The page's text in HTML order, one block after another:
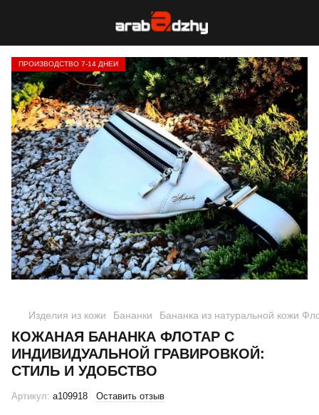
ПРОИЗВОДСТВО 7-14 ДНЕЙ
Изделия из кожи Бананки Бананка из натуральной кожи
КОЖАНАЯ БАНАНКА ФЛОТАР С
ИНДИВИДУАЛЬНОЙ ГРАВИРОВКОЙ:
СТИЛЬ И УДОБСТВО
Артикул: a109918 Оставить отзыв